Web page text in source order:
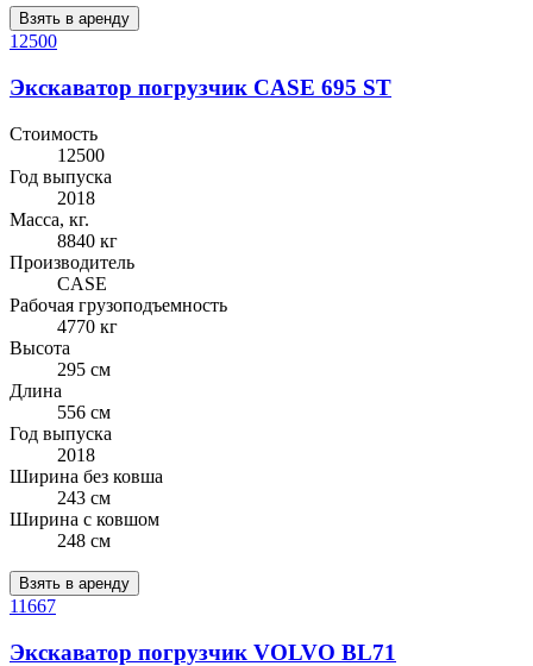
Взять в аренду
12500
Экскаватор погрузчик CASE 695 ST
Стоимость
12500
Год выпуска
2018
Масса, кг.
8840 кг
Производитель
CASE
Рабочая грузоподъемность
4770 кг
Высота
295 см
Длина
556 см
Год выпуска
2018
Ширина без ковша
243 см
Ширина с ковшом
248 см
Взять в аренду
11667
Экскаватор погрузчик VOLVO BL71